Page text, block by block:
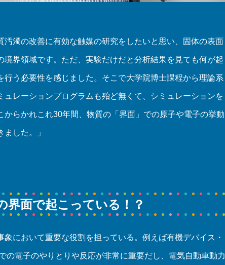
汚濁の改善に有効な触媒の研究をしたいと思い、固体の表面
界領域です。ただ、実験だけだと分析結果を見ても何が起
う必要性を感じました。そこで大学院博士課程から理論系
レーションプログラムも殆ど無くて、シミュレーションを
らかれこれ30年間、物質の「界面」での原子や電子の挙動
した。」
界面で起こっている！？
において重要な役割を担っている。例えば有機デバイス・
電子のやりとりや反応が非常に重要だし、電気自動車動力